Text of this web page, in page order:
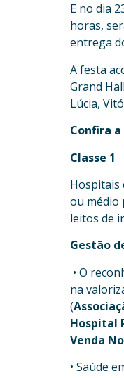
E no dia
horas,
entrega
A festa
Grand
Lúcia,
Confira
Classe 1
Hospitais
ou médio
leitos de
Gestão
• O
na
(
Hospital
Venda
• Saúde